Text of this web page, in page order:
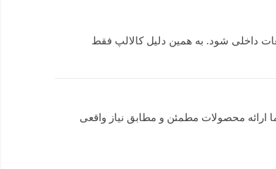
داخلی شود. به همین دلیل کالالپ فقط
ارائه محصولات مطمئن و مطابق نیاز واقعی